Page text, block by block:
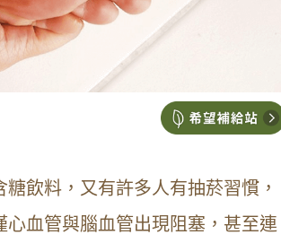
飲料，又有許多人有抽菸習慣，
血管與腦血管出現阻塞，甚至連